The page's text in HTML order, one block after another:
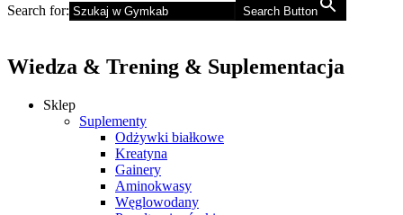
Search for:
Search Button
Wiedza & Trening & Suplementacja
Sklep
Suplementy
Odżywki białkowe
Kreatyna
Gainery
Aminokwasy
Węglowodany